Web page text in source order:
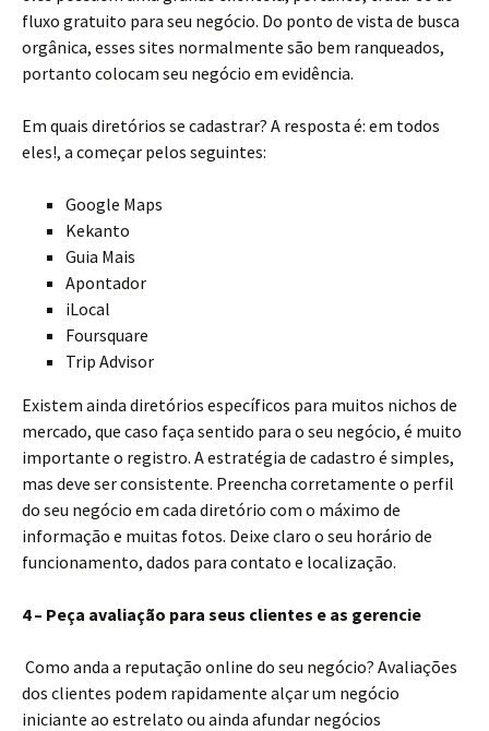
fluxo gratuito para seu negócio. Do ponto de vista de busca
orgânica, esses sites normalmente são bem ranqueados,
portanto colocam seu negócio em evidência.
Em quais diretórios se cadastrar? A resposta é: em todos
eles!, a começar pelos seguintes:
Google Maps
Kekanto
Guia Mais
Apontador
iLocal
Foursquare
Trip Advisor
Existem ainda diretórios específicos para muitos nichos de
mercado, que caso faça sentido para o seu negócio, é muito
importante o registro. A estratégia de cadastro é simples,
mas deve ser consistente. Preencha corretamente o perfil
do seu negócio em cada diretório com o máximo de
informação e muitas fotos. Deixe claro o seu horário de
funcionamento, dados para contato e localização.
4 – Peça avaliação para seus clientes e as gerencie
Como anda a reputação online do seu negócio? Avaliações
dos clientes podem rapidamente alçar um negócio
iniciante ao estrelato ou ainda afundar negócios